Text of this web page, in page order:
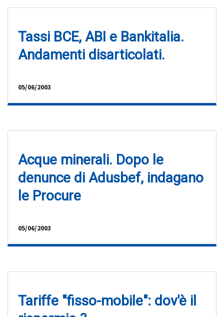
Tassi BCE, ABI e Bankitalia.
Andamenti disarticolati.
05/06/2003
Acque minerali. Dopo le
denunce di Adusbef, indagano
le Procure
05/06/2003
Tariffe "fisso-mobile": dov'è il